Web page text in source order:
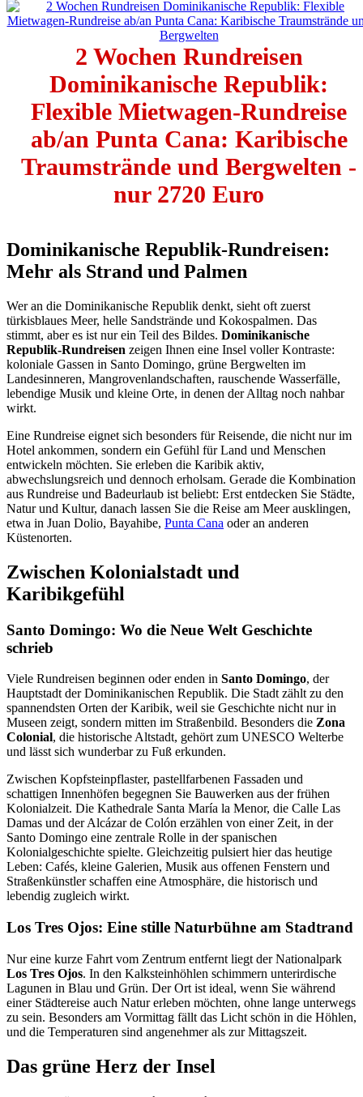
2 Wochen Rundreisen
Dominikanische Republik:
Flexible Mietwagen-Rundreise
ab/an Punta Cana: Karibische
Traumstrände und Bergwelten -
nur 2720 Euro
Dominikanische Republik-Rundreisen:
Mehr als Strand und Palmen
Wer an die Dominikanische Republik denkt, sieht oft zuerst
türkisblaues Meer, helle Sandstrände und Kokospalmen. Das
stimmt, aber es ist nur ein Teil des Bildes. Dominikanische
Republik-Rundreisen zeigen Ihnen eine Insel voller Kontraste:
koloniale Gassen in Santo Domingo, grüne Bergwelten im
Landesinneren, Mangrovenlandschaften, rauschende Wasserfälle,
lebendige Musik und kleine Orte, in denen der Alltag noch nahbar
wirkt.
Eine Rundreise eignet sich besonders für Reisende, die nicht nur im
Hotel ankommen, sondern ein Gefühl für Land und Menschen
entwickeln möchten. Sie erleben die Karibik aktiv,
abwechslungsreich und dennoch erholsam. Gerade die Kombination
aus Rundreise und Badeurlaub ist beliebt: Erst entdecken Sie Städte,
Natur und Kultur, danach lassen Sie die Reise am Meer ausklingen,
etwa in Juan Dolio, Bayahibe, Punta Cana oder an anderen
Küstenorten.
Zwischen Kolonialstadt und
Karibikgefühl
Santo Domingo: Wo die Neue Welt Geschichte
schrieb
Viele Rundreisen beginnen oder enden in Santo Domingo, der
Hauptstadt der Dominikanischen Republik. Die Stadt zählt zu den
spannendsten Orten der Karibik, weil sie Geschichte nicht nur in
Museen zeigt, sondern mitten im Straßenbild. Besonders die Zona
Colonial, die historische Altstadt, gehört zum UNESCO Welterbe
und lässt sich wunderbar zu Fuß erkunden.
Zwischen Kopfsteinpflaster, pastellfarbenen Fassaden und
schattigen Innenhöfen begegnen Sie Bauwerken aus der frühen
Kolonialzeit. Die Kathedrale Santa María la Menor, die Calle Las
Damas und der Alcázar de Colón erzählen von einer Zeit, in der
Santo Domingo eine zentrale Rolle in der spanischen
Kolonialgeschichte spielte. Gleichzeitig pulsiert hier das heutige
Leben: Cafés, kleine Galerien, Musik aus offenen Fenstern und
Straßenkünstler schaffen eine Atmosphäre, die historisch und
lebendig zugleich wirkt.
Los Tres Ojos: Eine stille Naturbühne am Stadtrand
Nur eine kurze Fahrt vom Zentrum entfernt liegt der Nationalpark
Los Tres Ojos. In den Kalksteinhöhlen schimmern unterirdische
Lagunen in Blau und Grün. Der Ort ist ideal, wenn Sie während
einer Städtereise auch Natur erleben möchten, ohne lange unterwegs
zu sein. Besonders am Vormittag fällt das Licht schön in die Höhlen,
und die Temperaturen sind angenehmer als zur Mittagszeit.
Das grüne Herz der Insel